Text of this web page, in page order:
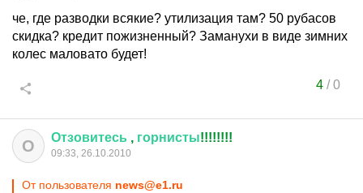
че, где разводки всякие? утилизация там? 50 рубасов
скидка? кредит пожизненный? Заманухи в виде зимних
колес маловато будет!
4/0
О Отзовитесь , горнисты!!!!!!!!
09:33, 26.10.2010
От пользователя news@e1.ru